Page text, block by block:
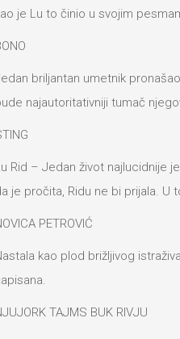
je Lu to činio u svojim
briljantan umetnik
najautoritativniji tumač
Rid – Jedan život najlucidnije
je pročita, Ridu ne bi prijala. U
PETROVIĆ
kao plod brižljivog
TAJMS BUK RIVJU